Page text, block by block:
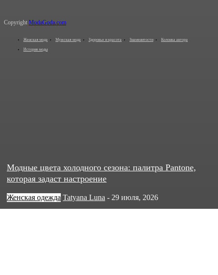
Модные цвета холодного сезона: палитра Pantone,
которая задаст настроение
Женская одежда Tatyana Luna - 29 июля, 2026
Copyright ModaGoda.com
Женская мода Мужская мода Здоровье и красота Знаменитости Колонка автора
История моды